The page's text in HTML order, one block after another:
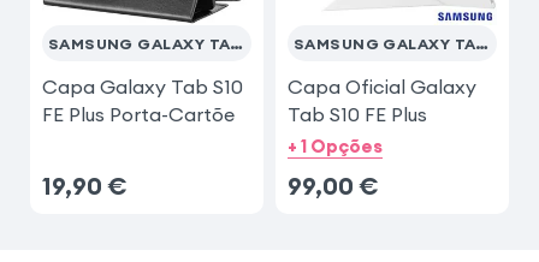
SAMSUNG GALAXY TAB S10 FE PLUS
Capa Galaxy Tab S10
FE Plus Porta-Cartõe
19,90 €
SAMSUNG GALAXY TAB S10 FE PLUS
Capa Oficial Galaxy
Tab S10 FE Plus
+ 1 Opções
99,00 €